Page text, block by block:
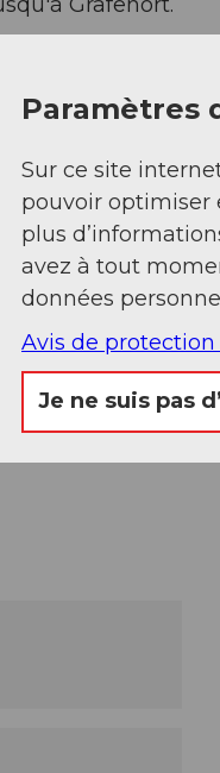
via un
jusqu'à
une zone boisée
Paramètres
Sur ce site
pouvoir optimiser
plus
avez à tout
données
Avis de
Je ne suis pas